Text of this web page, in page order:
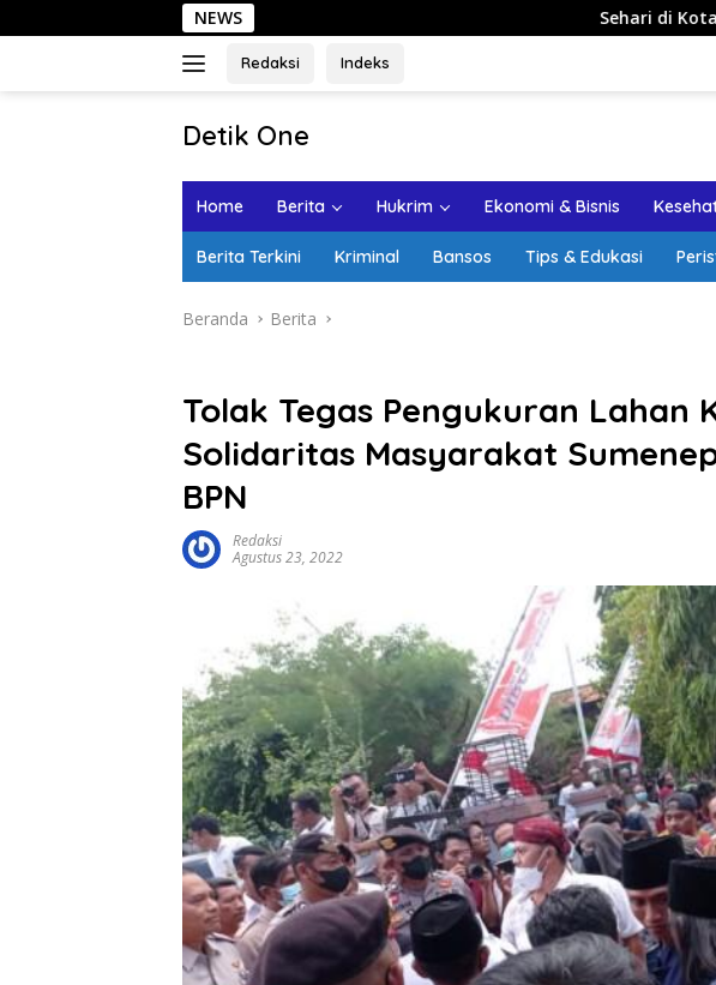
ke
NEWS Sehari di Kota Lama Semarang:
Redaksi Indeks
Detik One
Ungkap
Home Berita Hukrim Ekonomi & Bisnis
Berita Terkini Kriminal Bansos Tips & Edukasi
Beranda Berita
Tolak Tegas Pengukuran Lahan
Solidaritas Masyarakat
BPN
Redaksi
Agustus 23, 2022